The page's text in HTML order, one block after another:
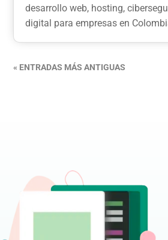
desarrollo web, hosting,
digital para empresas en
« ENTRADAS MÁS ANTIGUAS